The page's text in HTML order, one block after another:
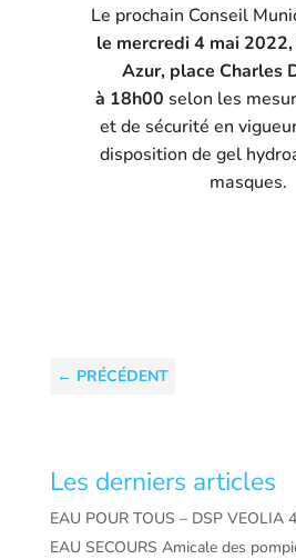
Le prochain Conseil
le mercredi 4 mai
Azur, place Charles
à 18h00selon les
et de sécurité en
disposition de gel
masques.
← PRÉCÉDENT
Les derniers articles
EAU POUR TOUS – DSP VEOLIA
EAU SECOURS Amicale des